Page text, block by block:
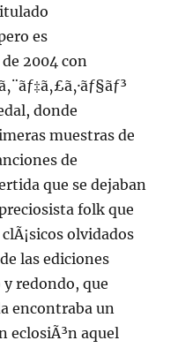
es
2004 con
donde
muestras de
de
que se dejaban
folk que
olvidados
las ediciones
redondo, que
encontraba un
eclosiÃ³n aquel